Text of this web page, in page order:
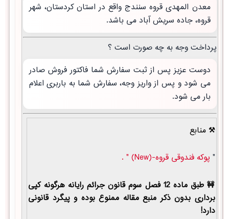
معدن المهدی قروه سنندج واقع در استان کردستان، شهر
قروه، جاده سریش آباد می باشد.
پرداخت وجه به چه صورت است ؟
دوست عزیز پس از ثبت سفارش شما فاکتور فروش صادر
می شود و پس از واریز وجه، سفارش شما به باربری اعلام
بار می شود.
منابع
" پوکه فندوقی قروه-(New) " .
طبق ماده 12 فصل سوم قانون جرائم رایانه هرگونه کپی
برداری بدون ذکر منبع مقاله ممنوع بوده و پیگرد قانونی
دارد!